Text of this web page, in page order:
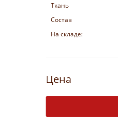
Ткань
Состав
На складе:
Цена